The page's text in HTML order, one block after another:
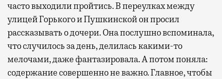
часто выходили пройтись. В переулках между
улицей Горького и Пушкинской он просил
рассказывать о дочери. Она послушно вспоминала,
что случилось за день, делилась какими-то
мелочами, даже фантазировала. А потом поняла:
содержание совершенно не важно. Главное, чтобы